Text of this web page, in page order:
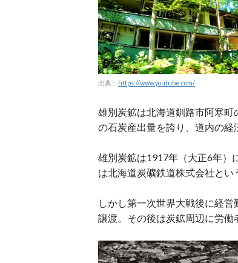
出典： https://www.youtube.com/
雄別炭鉱は北海道釧路市阿寒
の石炭産出量を誇り、道内の経
雄別炭鉱は1917年（大正6年）
は北海道炭礦鉄道株式会社とい
しかし第一次世界大戦後に経
譲渡。その後は炭鉱周辺に労働